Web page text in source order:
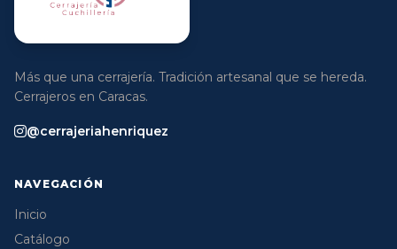
Más que una cerrajería. Tradición artesanal que se hereda.
Cerrajeros en Caracas.
@cerrajeriahenriquez
NAVEGACIÓN
Inicio
Catálogo